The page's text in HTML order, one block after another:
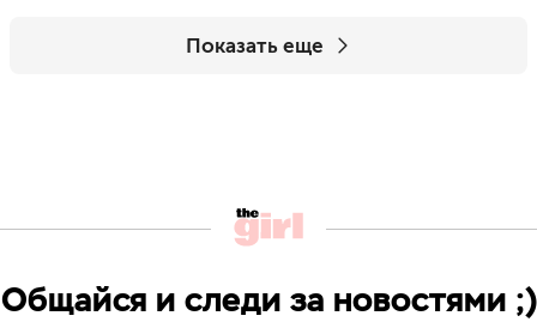
Показать еще
Общайся и следи за новостями ;)